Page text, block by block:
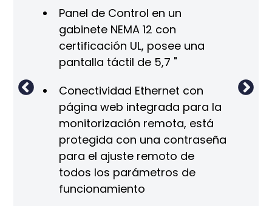
Panel de Control en un
gabinete NEMA 12 con
certificación UL, posee una
pantalla táctil de 5,7 "
Conectividad Ethernet con
página web integrada para la
monitorización remota, está
protegida con una contraseña
para el ajuste remoto de
todos los parámetros de
funcionamiento